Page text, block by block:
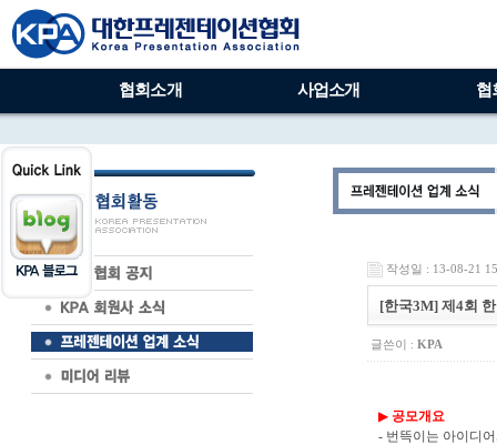
협회소개 사업소개 협
작성일 : 13-08-21
[한국3M] 제4회
글쓴이 : KPA
▶ 공모개요
- 번뜩이는 아이디